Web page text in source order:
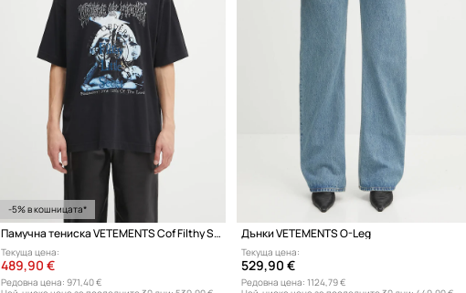
-5% в кошницата*
Памучна тениска VETEMENTS Cof Filthy Secret Oversized
Текуща цена:
489,90 €
Редовна цена: 971,40 €
Дънки VETEMENTS O-Leg
Текуща цена:
529,90 €
Редовна цена: 1124,79 €